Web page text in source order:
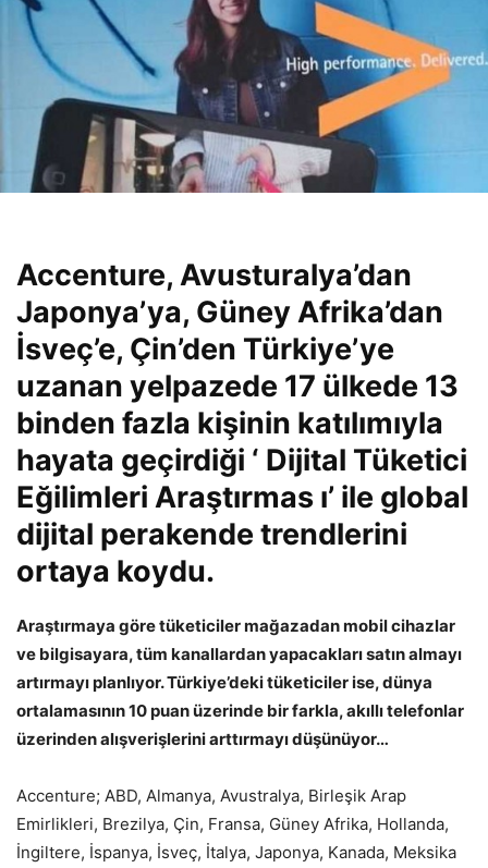
Accenture, Avusturalya’dan
Japonya’ya, Güney Afrika’dan
İsveç’e, Çin’den Türkiye’ye
uzanan yelpazede 17 ülkede 13
binden fazla kişinin katılımıyla
hayata geçirdiği ‘ Dijital Tüketici
Eğilimleri Araştırmas ı’ ile global
dijital perakende trendlerini
ortaya koydu.
Araştırmaya göre tüketiciler mağazadan mobil cihazlar
ve bilgisayara, tüm kanallardan yapacakları satın almayı
artırmayı planlıyor. Türkiye’deki tüketiciler ise, dünya
ortalamasının 10 puan üzerinde bir farkla, akıllı telefonlar
üzerinden alışverişlerini arttırmayı düşünüyor…
Accenture; ABD, Almanya, Avustralya, Birleşik Arap
Emirlikleri, Brezilya, Çin, Fransa, Güney Afrika, Hollanda,
İngiltere, İspanya, İsveç, İtalya, Japonya, Kanada, Meksika